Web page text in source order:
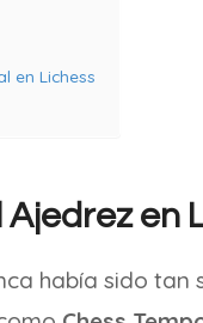
en Lichess
en
había sido